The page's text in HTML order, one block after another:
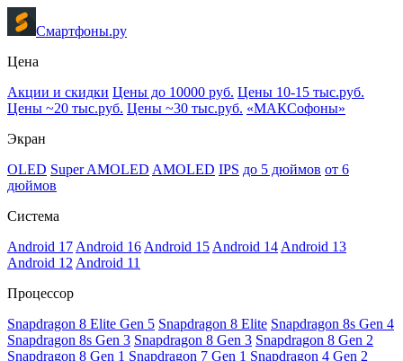
Смартфоны.ру
Цена
Акции и скидки Цены до 10000 руб. Цены 10-15 тыс.руб.
Цены ~20 тыс.руб. Цены ~30 тыс.руб. «МАКСофоны»
Экран
OLED Super AMOLED AMOLED IPS до 5 дюймов от 6
дюймов
Система
Android 17 Android 16 Android 15 Android 14 Android 13
Android 12 Android 11
Процессор
Snapdragon 8 Elite Gen 5 Snapdragon 8 Elite Snapdragon 8s Gen 4
Snapdragon 8s Gen 3 Snapdragon 8 Gen 3 Snapdragon 8 Gen 2
Snapdragon 8 Gen 1 Snapdragon 7 Gen 1 Snapdragon 4 Gen 2